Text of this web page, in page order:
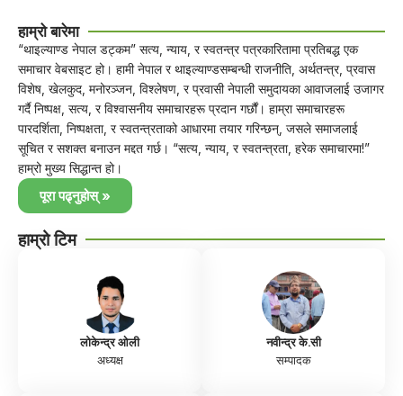
हाम्रो बारेमा
“थाइल्याण्ड नेपाल डट्कम” सत्य, न्याय, र स्वतन्त्र पत्रकारितामा प्रतिबद्ध एक
समाचार वेबसाइट हो। हामी नेपाल र थाइल्याण्डसम्बन्धी राजनीति, अर्थतन्त्र, प्रवास
विशेष, खेलकुद, मनोरञ्जन, विश्लेषण, र प्रवासी नेपाली समुदायका आवाजलाई उजागर
गर्दै निष्पक्ष, सत्य, र विश्वासनीय समाचारहरू प्रदान गर्छौं। हाम्रा समाचारहरू
पारदर्शिता, निष्पक्षता, र स्वतन्त्रताको आधारमा तयार गरिन्छन्, जसले समाजलाई
सूचित र सशक्त बनाउन मद्दत गर्छ। “सत्य, न्याय, र स्वतन्त्रता, हरेक समाचारमा!”
हाम्रो मुख्य सिद्धान्त हो।
पूरा पढ्नुहोस् »
हाम्रो टिम
लोकेन्द्र ओली
अध्यक्ष
नवीन्द्र के.सी
सम्पादक